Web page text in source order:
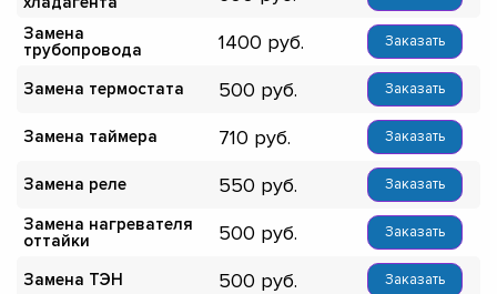
Замена
трубопровода
1400 Заказать
Замена термостата 500 Заказать
Замена таймера 710 Заказать
Замена реле 550 Заказать
Замена нагревателя
оттайки
500 Заказать
Замена ТЭН 500 Заказать